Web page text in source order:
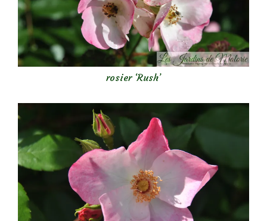
rosier ‘Rush’